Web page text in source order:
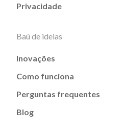
Privacidade
Baú de ideias
Inovações
Como funciona
Perguntas frequentes
Blog